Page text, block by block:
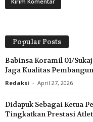
Popular Posts
Babinsa Koramil 01/
Jaga Kualitas
Redaksi - April 27, 2026
Didapuk Sebagai Ketua
Tingkatkan Prestasi